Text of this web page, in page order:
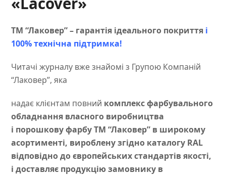
ТМ “Лаковер” – гарантія ідеального покриття і
100% технічна підтримка!
Читачі журналу вже знайомі з Групою Компаній
“Лаковер”, яка
надає клієнтам повний комплекс фарбувального
обладнання власного виробництва
і порошкову фарбу ТМ “Лаковер” в широкому
асортименті, вироблену згідно каталогу RAL
відповідно до європейських стандартів якості,
і доставляє продукцію замовнику в